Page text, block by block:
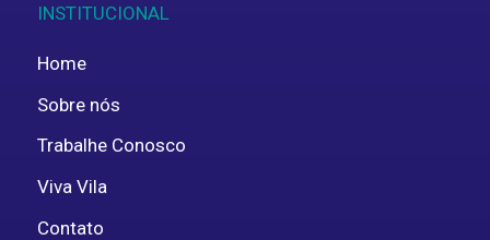
INSTITUCIONAL
Home
Sobre nós
Trabalhe Conosco
Viva Vila
Contato